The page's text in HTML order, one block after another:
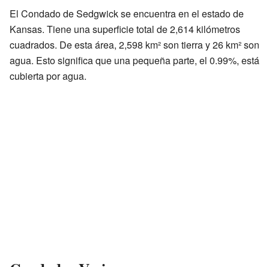
El Condado de Sedgwick se encuentra en el estado de
Kansas. Tiene una superficie total de 2,614 kilómetros
cuadrados. De esta área, 2,598 km² son tierra y 26 km² son
agua. Esto significa que una pequeña parte, el 0.99%, está
cubierta por agua.